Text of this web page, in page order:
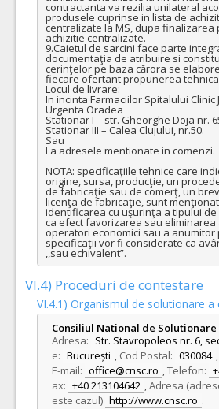
7. Masca chirurgicala cu siret/snur
COD CPV:
33199000-1 Imbracaminte pentru
VALOAREA ESTIMATA FARA
TVA:
60,00 - 1.440,00 Leu
Formularul utilajelor disponibile
Achizitia se refera la un proiect in
operatorilor economici sa declare
utliza in derularea contractului
Da Nu
16. Pansament steril din carboximetilceluloza, alginat de calciu G (acid guluronic) absorbant de inalta
COD CPV: 33141110-4 Pansamente
VALOAREA ESTIMATA FARA
TVA:
175,00 - 4.200,00 Leu
Formularul utilajelor disponibile
Achizitia se refera la un proiect in
operatorilor economici sa declare
utliza in derularea contractului
Da Nu
contractanta va rezilia unilateral
produsele cuprinse in lista de
centralizate la MS, dupa finalizarea
achizitie centralizate.
9.Caietul de sarcini face parte
documentaţia de atribuire si
cerinţelor pe baza cărora se
fiecare ofertant propunerea
Locul de livrare:
In incinta Farmaciilor Spitalului Clinic
Urgenta Oradea
Stationar I – str. Gheorghe Doja nr.
Stationar III – Calea Clujului, nr.50.
Sau
La adresele mentionate in comenzi.
NOTA: specificaţiile tehnice care
origine, sursa, producţie, un
de fabricaţie sau de comerţ, un
licenţa de fabricaţie, sunt
identificarea cu uşurinţa a tipului de
ca efect favorizarea sau eliminarea
operatori economici sau a anumitor
specificaţii vor fi considerate ca
,,sau echivalent”.
VI.4) Proceduri de contestare
VI.4.1) Organismul de solutionare
Consiliul National de
Adresa: Str. Stavropoleos nr. 6,
e: București , Cod Postal: 030084 ,
E-mail: office@cnsc.ro ,Telefon:
ax: +40 213104642 ,Adresa
este cazul) http://www.cnsc.ro .